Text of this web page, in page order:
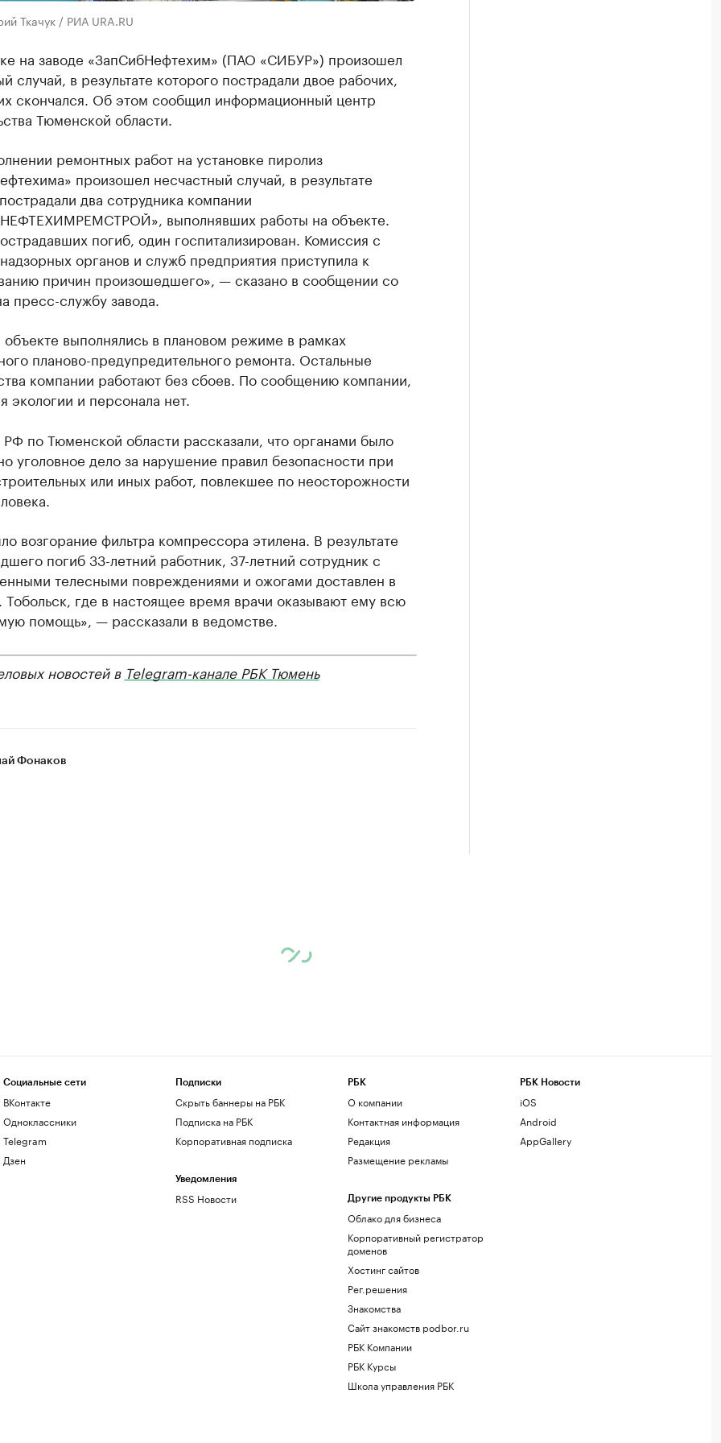
Ткачук / РИА URA.RU
на заводе «ЗапСибНефтехим» (ПАО «СИБУР») произошел
случай, в результате которого пострадали двое рабочих,
скончался. Об этом сообщил информационный центр
Тюменской области.
ремонтных работ на установке пиролиз
произошел несчастный случай, в результате
два сотрудника компании
выполнявших работы на объекте.
погиб, один госпитализирован. Комиссия с
органов и служб предприятия приступила к
причин произошедшего», — сказано в сообщении со
пресс-службу завода.
объекте выполнялись в плановом режиме в рамках
планово-предупредительного ремонта. Остальные
компании работают без сбоев. По сообщению компании,
экологии и персонала нет.
по Тюменской области рассказали, что органами было
уголовное дело за нарушение правил безопасности при
или иных работ, повлекшее по неосторожности
возгорание фильтра компрессора этилена. В результате
погиб 33-летний работник, 37-летний сотрудник с
телесными повреждениями и ожогами доставлен в
где в настоящее время врачи оказывают ему всю
помощь», — рассказали в ведомстве.
новостей в Telegram-канале РБК Тюмень
Фонаков
Социальные сети
ВКонтакте
Одноклассники
Telegram
Дзен
Подписки
Скрыть баннеры на РБК
Подписка на РБК
Корпоративная подписка
Уведомления
RSS Новости
РБК
О компании
Контактная информация
Редакция
Размещение рекламы
Другие продукты РБК
Облако для бизнеса
Корпоративный регистратор
доменов
Хостинг сайтов
Рег.решения
Знакомства
Сайт знакомств podbor.ru
РБК Компании
РБК Курсы
Школа управления РБК
РБК Новости
iOS
Android
AppGallery